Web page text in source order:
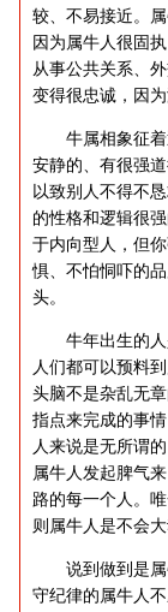
较、不易接近。
因为属牛人很固
从事公共关系、
变得很忠诚，因
牛属相象征着通
安静的、有很强
以致别人不得不
的性格和逻辑很
于内向型人，但
惧、不怕恫吓的
头。
牛年出生的人是
人们都可以预料
头脑不是杂乱无
指点来完成的事
人来说是无所谓
属牛人发起脾气
路的每一个人。
则属牛人是不会大
说到做到是属牛
守纪律的属牛人